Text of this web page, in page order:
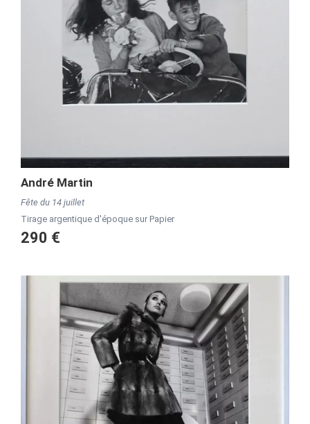
André Martin
Fête du 14 juillet
Tirage argentique d'époque sur Papier
290 €